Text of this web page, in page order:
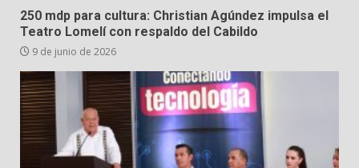
250 mdp para cultura: Christian Agúndez impulsa el
Teatro Lomelí con respaldo del Cabildo
9 de junio de 2026